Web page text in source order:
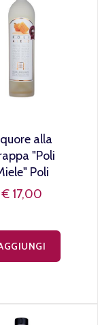
alla
"Poli
Poli
€ 17,00